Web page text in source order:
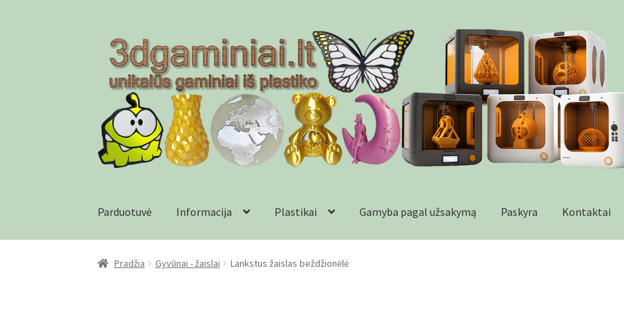
Pereiti
meniu
Pereiti
turinio
Parduotuvė Informacija Plastikai Gamyba pagal užsakymą Paskyra Kontaktai
PradžiaCheckout Gamyba pagal užsakymą Informacija
Pradžia Gyvūnai - žaislai Lankstus žaislas beždžionėlė